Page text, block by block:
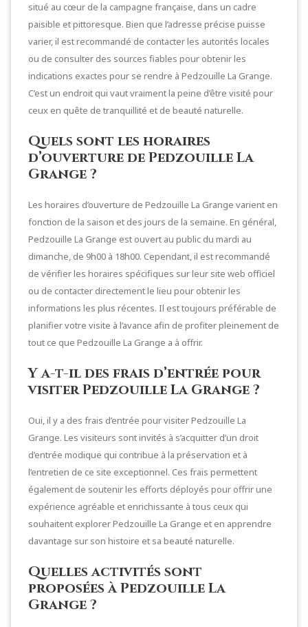
situé au cœur de la campagne française, dans un cadre
paisible et pittoresque. Bien que l’adresse précise puisse
varier, il est recommandé de contacter les autorités locales
ou de consulter des sources fiables pour obtenir les
indications exactes pour se rendre à Pedzouille La Grange.
C’est un endroit qui vaut vraiment la peine d’être visité pour
ceux en quête de tranquillité et de beauté naturelle.
Quels sont les horaires
d’ouverture de Pedzouille La
Grange ?
Les horaires d’ouverture de Pedzouille La Grange varient en
fonction de la saison et des jours de la semaine. En général,
Pedzouille La Grange est ouvert au public du mardi au
dimanche, de 9h00 à 18h00. Cependant, il est recommandé
de vérifier les horaires spécifiques sur leur site web officiel
ou de contacter directement le lieu pour obtenir les
informations les plus récentes. Il est toujours préférable de
planifier votre visite à l’avance afin de profiter pleinement de
tout ce que Pedzouille La Grange a à offrir.
Y a-t-il des frais d’entrée pour
visiter Pedzouille La Grange ?
Oui, il y a des frais d’entrée pour visiter Pedzouille La
Grange. Les visiteurs sont invités à s’acquitter d’un droit
d’entrée modique qui contribue à la préservation et à
l’entretien de ce site exceptionnel. Ces frais permettent
également de soutenir les efforts déployés pour offrir une
expérience agréable et enrichissante à tous ceux qui
souhaitent explorer Pedzouille La Grange et en apprendre
davantage sur son histoire et sa beauté naturelle.
Quelles activités sont
proposées à Pedzouille La
Grange ?